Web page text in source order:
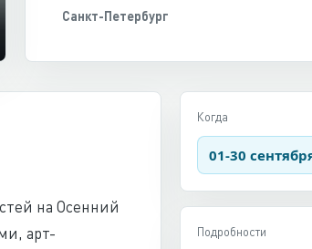
Санкт-Петербург
на Осенний
арт-
Когда
01-30
Подробности